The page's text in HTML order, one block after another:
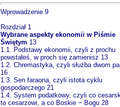
Wprowadzenie 9
Rozdział 1
Wybrane aspekty ekonomii w Piśmie
Świętym 13
1.1. Podstawy ekonomii, czyli z prochu
powstałeś, w proch się zamienisz 13
1.2. Chremastyka, czyli służba dwom
16
1.3. Sen faraona, czyli istota cyklu
gospodarczego 21
1.4. System podatkowy, czyli co
to cesarzowi, a co Boskie − Bogu 28